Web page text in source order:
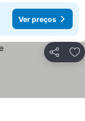
Ver preços
Partilhar